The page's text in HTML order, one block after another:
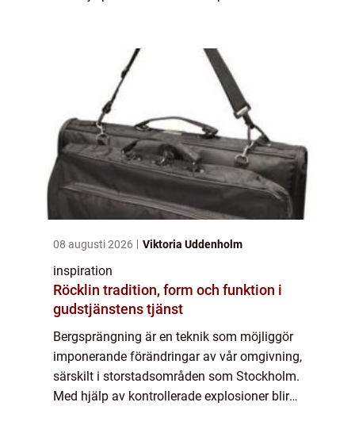
08 augusti 2026 Viktoria Uddenholm
inspiration
Röcklin tradition, form och funktion i
gudstjänstens tjänst
Bergsprängning är en teknik som möjliggör
imponerande förändringar av vår omgivning,
särskilt i storstadsområden som Stockholm.
Med hjälp av kontrollerade explosioner blir